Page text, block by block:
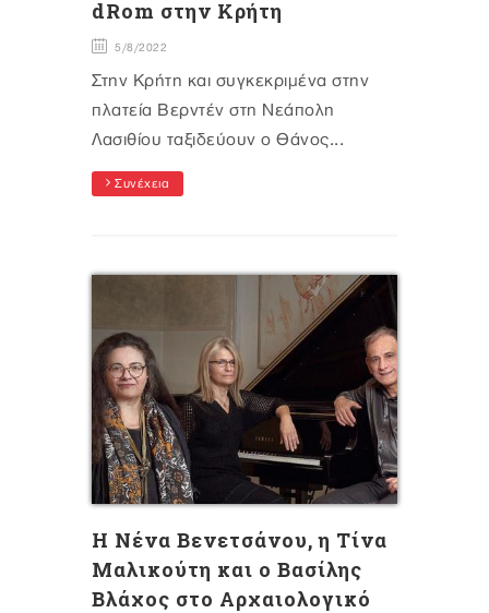
dRom στην Κρήτη
5/8/2022
Στην Κρήτη και συγκεκριμένα στην
πλατεία Βερντέν στη Νεάπολη
Λασιθίου ταξιδεύουν ο Θάνος...
Συνέχεια
H Nένα Βενετσάνου, η Τίνα
Μαλικούτη και ο Βασίλης
Βλάχος στο Αρχαιολογικό